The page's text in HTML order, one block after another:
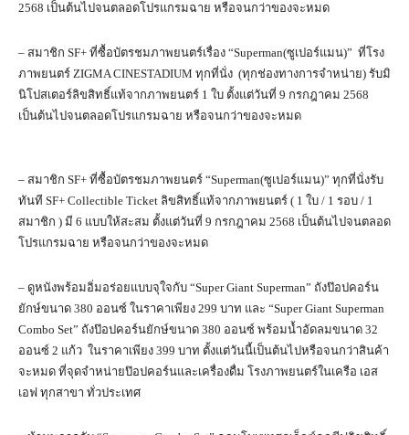
2568 เป็นต้นไปจนตลอดโปรแกรมฉาย หรือจนกว่าของจะหมด
– สมาชิก SF+ ที่ซื้อบัตรชมภาพยนตร์เรื่อง “Superman(ซูเปอร์แมน)” ที่โรง
ภาพยนตร์ ZIGMA CINESTADIUM ทุกที่นั่ง (ทุกช่องทางการจำหน่าย) รับมิ
นิโปสเตอร์ลิขสิทธิ์แท้จากภาพยนตร์ 1 ใบ ตั้งแต่วันที่ 9 กรกฎาคม 2568
เป็นต้นไปจนตลอดโปรแกรมฉาย หรือจนกว่าของจะหมด
– สมาชิก SF+ ที่ซื้อบัตรชมภาพยนตร์ “Superman(ซูเปอร์แมน)” ทุกที่นั่งรับ
ทันที SF+ Collectible Ticket ลิขสิทธิ์แท้จากภาพยนตร์ ( 1 ใบ / 1 รอบ / 1
สมาชิก ) มี 6 แบบให้สะสม ตั้งแต่วันที่ 9 กรกฎาคม 2568 เป็นต้นไปจนตลอด
โปรแกรมฉาย หรือจนกว่าของจะหมด
– ดูหนังพร้อมอิ่มอร่อยแบบจุใจกับ “Super Giant Superman” ถังป๊อปคอร์น
ยักษ์ขนาด 380 ออนซ์ ในราคาเพียง 299 บาท และ “Super Giant Superman
Combo Set” ถังป๊อปคอร์นยักษ์ขนาด 380 ออนซ์ พร้อมน้ำอัดลมขนาด 32
ออนซ์ 2 แก้ว ในราคาเพียง 399 บาท ตั้งแต่วันนี้เป็นต้นไปหรือจนกว่าสินค้า
จะหมด ที่จุดจำหน่ายป๊อปคอร์นและเครื่องดื่ม โรงภาพยนตร์ในเครือ เอส
เอฟ ทุกสาขา ทั่วประเทศ